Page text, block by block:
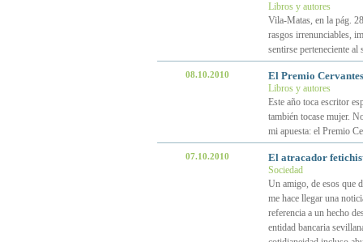
Libros y autores
Vila-Matas, en la pág.
rasgos irrenunciables,
sentirse perteneciente
08.10.2010 El Premio
Libros y autores
Este año toca escritor
también tocase mujer.
mi apuesta: el Premio
07.10.2010 El atracador
Sociedad
Un amigo, de esos que
me hace llegar una
referencia a un hecho
entidad bancaria